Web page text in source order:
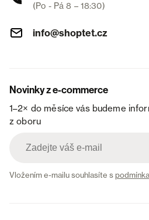
(Po - Pá 8 – 18:30)
info@shoptet.cz
Novinky z e-commerce
1–2× do měsíce vás budeme
z oboru
Vložením e-mailu souhlasíte s